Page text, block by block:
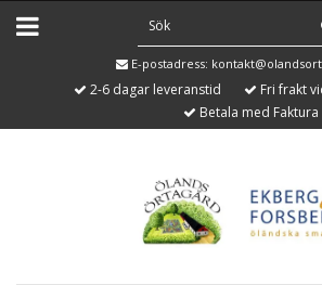
E-postadress:
2-6 dagar leveranstid
Fri frakt
Betala med Faktura